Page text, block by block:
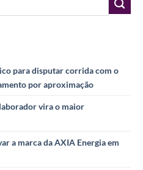
para disputar corrida com o
por aproximação
vira o maior
a marca da AXIA Energia em